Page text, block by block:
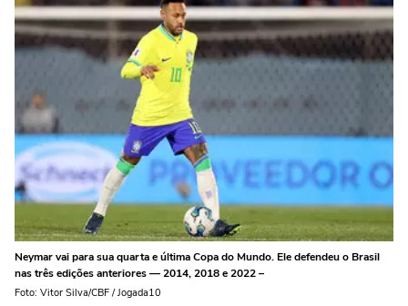
Neymar vai para sua quarta e última Copa do Mundo. Ele defendeu o Brasil
nas três edições anteriores — 2014, 2018 e 2022 –
Foto: Vitor Silva/CBF / Jogada10